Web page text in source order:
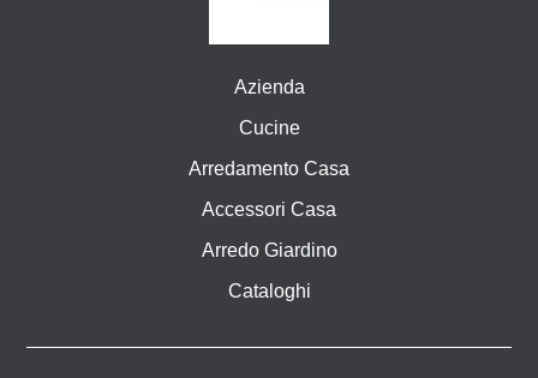
Azienda
Cucine
Arredamento Casa
Accessori Casa
Arredo Giardino
Cataloghi